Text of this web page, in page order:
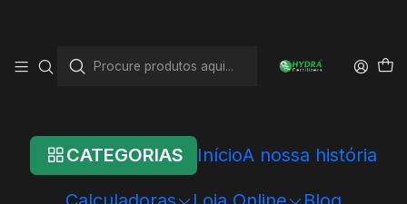
CATEGORIAS InícioA nossa história